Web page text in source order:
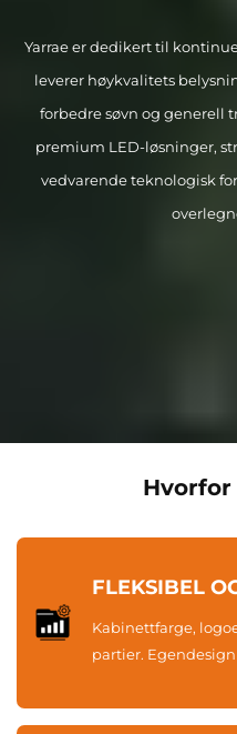
Yarrae er dedikert til
leverer høykvalitets
forbedre søvn og generell
premium LED-løsninger,
vedvarende teknologisk
Hvorfor
FLEKSIBEL
Kabinettfarge,
partier.